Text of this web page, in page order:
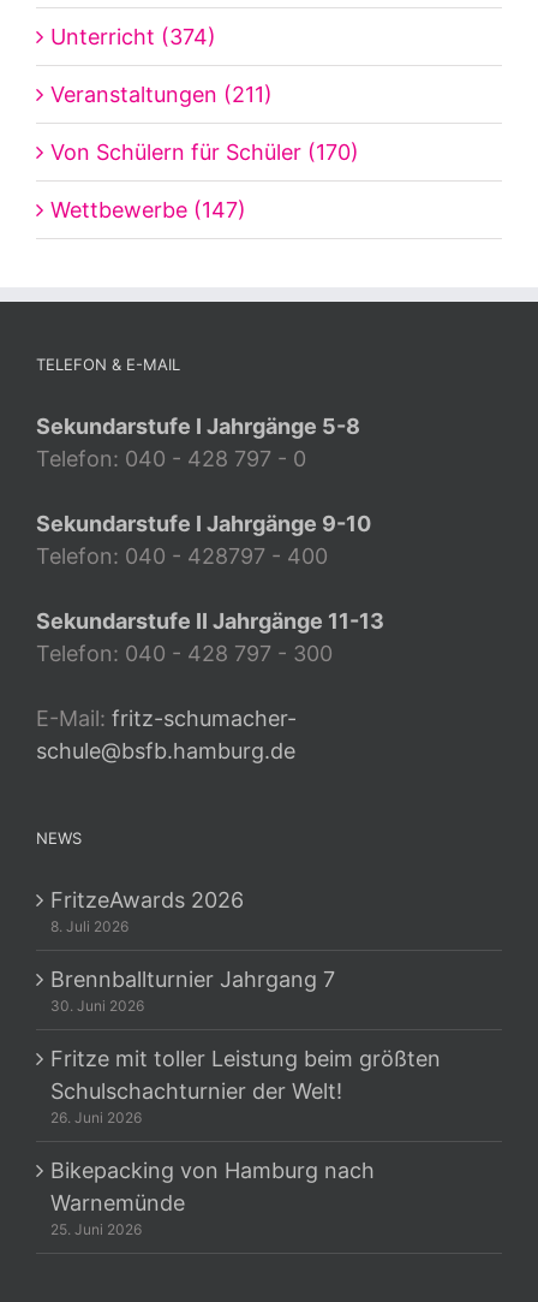
Unterricht (374)
Veranstaltungen (211)
Von Schülern für Schüler (170)
Wettbewerbe (147)
TELEFON & E-MAIL
Sekundarstufe I Jahrgänge 5-8
Telefon: 040 - 428 797 - 0
Sekundarstufe I Jahrgänge 9-10
Telefon: 040 - 428797 - 400
Sekundarstufe II Jahrgänge 11-13
Telefon: 040 - 428 797 - 300
E-Mail: fritz-schumacher-
schule@bsfb.hamburg.de
NEWS
FritzeAwards 2026
8. Juli 2026
Brennballturnier Jahrgang 7
30. Juni 2026
Fritze mit toller Leistung beim größten
Schulschachturnier der Welt!
26. Juni 2026
Bikepacking von Hamburg nach
Warnemünde
25. Juni 2026